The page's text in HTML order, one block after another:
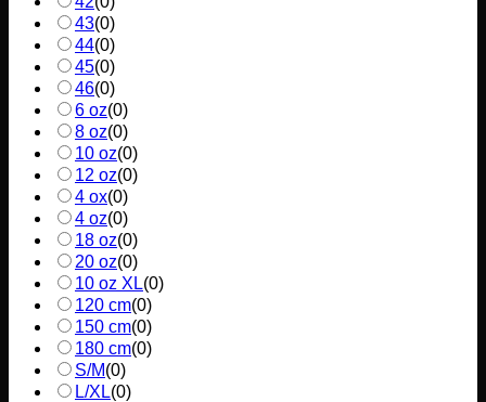
43(0)
44(0)
45(0)
46(0)
6 oz(0)
8 oz(0)
10 oz(0)
12 oz(0)
4 ox(0)
4 oz(0)
18 oz(0)
20 oz(0)
10 oz XL(0)
120 cm(0)
150 cm(0)
180 cm(0)
S/M(0)
L/XL(0)